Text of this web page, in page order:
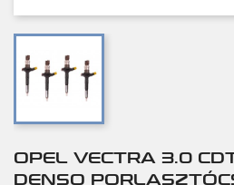
OPEL VECTRA 3.0
DENSO